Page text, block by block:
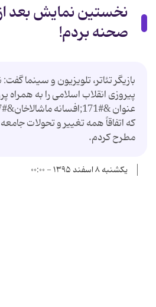
نخستین نمایش بعد از
صحنه بردم!
بازیگر تئاتر، تلویزیون و سینما
پیروزی انقلاب اسلامی را به همراه
که اتفاقاً همه تغییر و تحولات
مطرح کردم.
یکشنبه ۸ اسفند ۱۳۹۵ - ۰۰:۰۰